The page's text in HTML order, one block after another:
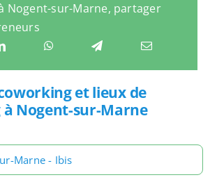
Nogent-sur-Marne, partager
et lieux de
Nogent-sur-Marne
Marne - Ibis